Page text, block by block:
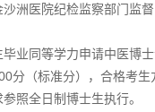
洲医院纪检监察部门监
业同等学力申请中医博
分（标准分），合格考生
照全日制博士生执行。